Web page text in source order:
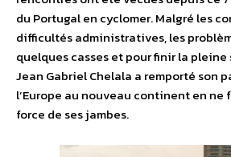
du Portugal en cyclomer. Malgré les
difficultés administratives, les
quelques casses et pour finir la
Jean Gabriel Chelala a remporté son
l’Europe au nouveau continent en ne
force de ses jambes.